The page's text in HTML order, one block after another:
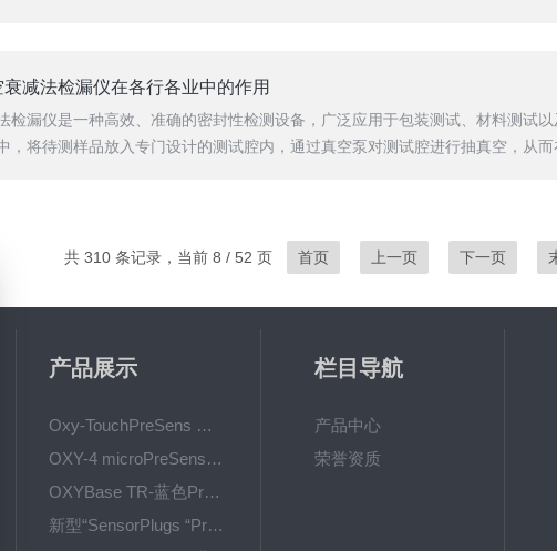
减法检漏仪在各行各业中的作用
检漏仪是一种高效、准确的密封性检测设备，广泛应用于包装测试、材料测试
，将待测样品放入专门设计的测试腔内，通过真空泵对测试腔进行抽真空，从而
共 310 条记录，当前 8 / 52 页 首页 上一页 下一页
产品展示
Oxy-TouchPreSens 氧分析仪 多孔培养容器监测
OXY-4 microPreSens进行监测 不同温度条件下的耗氧量
OXYBase TR-蓝色PreSens 无线微量氧气测量系统
新型“SensorPlugs “PreSens 专为微流体应用而设计的残氧仪
栏目导航
产品中心
荣誉资质